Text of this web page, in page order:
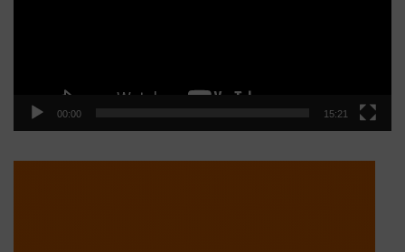
00:00 15:21